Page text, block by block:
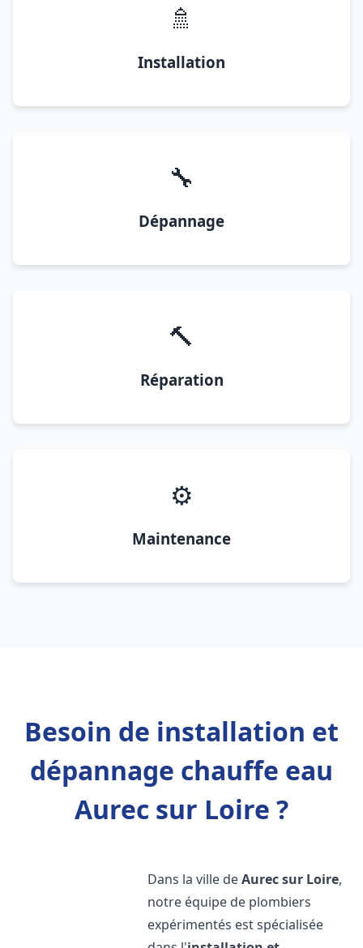
🚿
Installation
🔧
Dépannage
🔨
Réparation
⚙️
Maintenance
Besoin de installation et
dépannage chauffe eau
Aurec sur Loire ?
Dans la ville deAurec sur Loire,
notre équipe de plombiers
expérimentés est spécialisée